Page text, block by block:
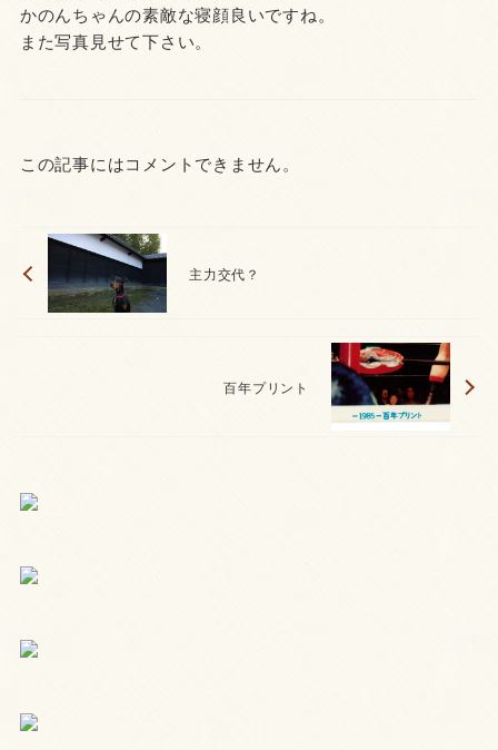
かのんちゃんの素敵な寝顔良いですね。
また写真見せて下さい。
この記事にはコメントできません。
主力交代？
百年プリント